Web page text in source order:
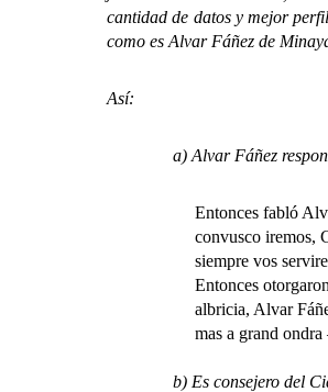
cantidad de datos y mejor
como es Alvar Fáñez de
Así:
a) Alvar Fáñez responde
Entonces fabló
convusco iremos, Cid –
siempre vos serviremos
Entonces otorgaron
albricia, Alvar Fáñez –
mas a grand ondra –
b) Es consejero del